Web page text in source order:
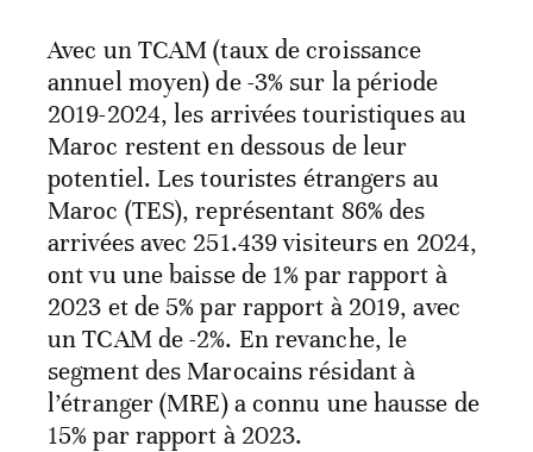
Avec un TCAM (taux de croissance
annuel moyen) de -3% sur la période
2019-2024, les arrivées touristiques au
Maroc restent en dessous de leur
potentiel. Les touristes étrangers au
Maroc (TES), représentant 86% des
arrivées avec 251.439 visiteurs en 2024,
ont vu une baisse de 1% par rapport à
2023 et de 5% par rapport à 2019, avec
un TCAM de -2%. En revanche, le
segment des Marocains résidant à
l’étranger (MRE) a connu une hausse de
15% par rapport à 2023.